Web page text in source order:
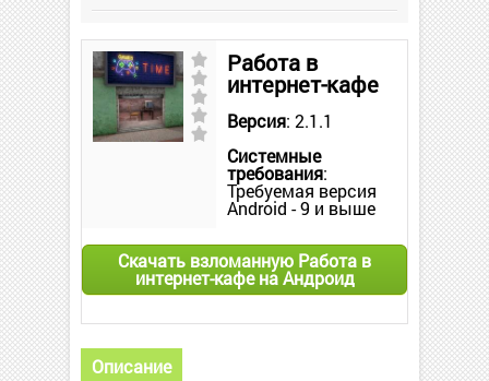
Работа в
интернет-кафе
Версия: 2.1.1
Системные
требования:
Требуемая версия
Android - 9 и выше
Скачать взломанную Работа в
интернет-кафе на Андроид
Описание